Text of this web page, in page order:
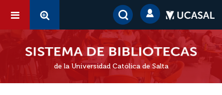
de la Universidad Católica de Salta